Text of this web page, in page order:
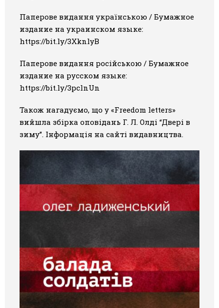
Паперове видання українською / Бумажное
издание на украинском языке:
https://bit.ly/3XknlyB
Паперове видання російською / Бумажное
издание на русском языке:
https://bit.ly/3pclnUn
Також нагадуємо, що у «Freedom letters»
вийшла збірка оповідань Г. Л. Олді “Двері в
зиму”. Інформація на сайті видавництва.